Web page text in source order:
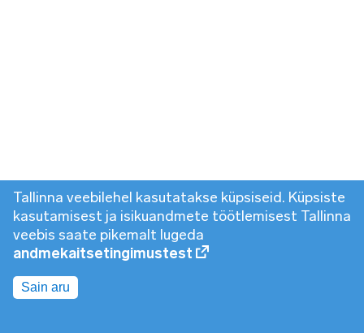
Tallinna veebilehel kasutatakse küpsiseid. Küpsiste
kasutamisest ja isikuandmete töötlemisest Tallinna
veebis saate pikemalt lugeda
andmekaitsetingimustest
Sain aru